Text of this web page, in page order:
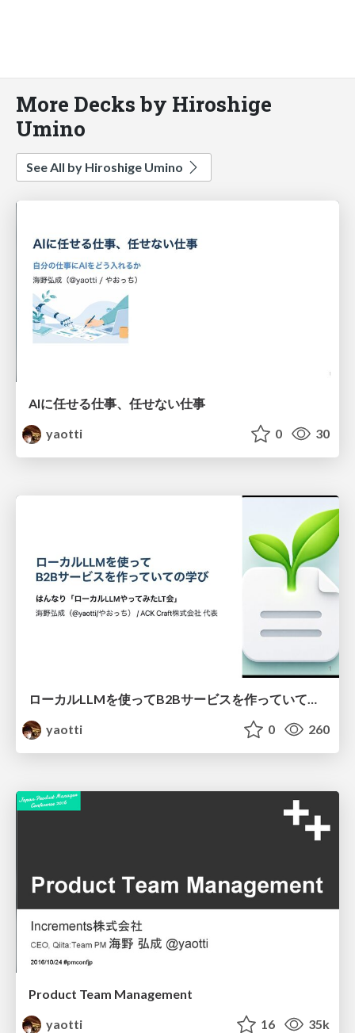
More Decks by Hiroshige
Umino
See All by Hiroshige Umino
AIに任せる仕事、任せない仕事
yaotti
0 30
yaotti
0 260
Product Team Management
yaotti
16 35k